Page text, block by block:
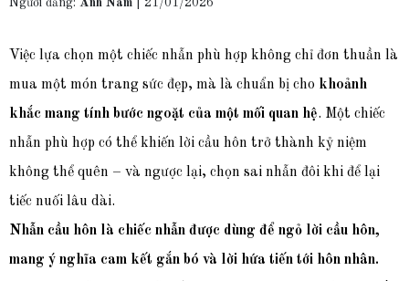
Người đăng: Anh Nam 21/01/2026
Việc lựa chọn một chiếc nhẫn phù hợp không chỉ đơn thuần là
mua một món trang sức đẹp, mà là chuẩn bị cho khoảnh
khắc mang tính bước ngoặt của một mối quan hệ. Một chiếc
nhẫn phù hợp có thể khiến lời cầu hôn trở thành kỷ niệm
không thể quên – và ngược lại, chọn sai nhẫn đôi khi để lại
tiếc nuối lâu dài.
Nhẫn cầu hôn là chiếc nhẫn được dùng để ngỏ lời cầu hôn,
mang ý nghĩa cam kết gắn bó và lời hứa tiến tới hôn nhân.